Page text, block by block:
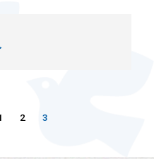
2 3